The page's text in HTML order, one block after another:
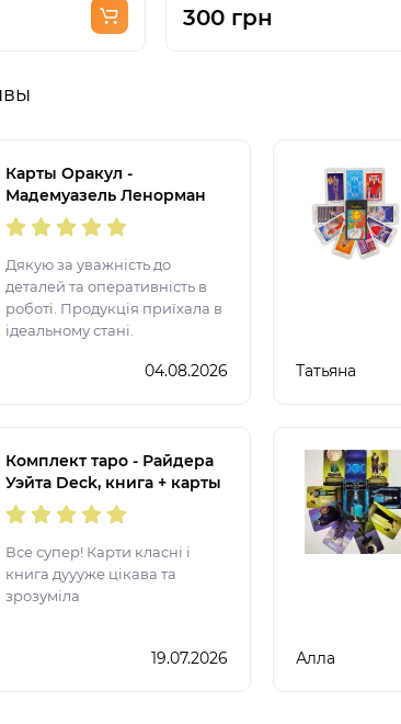
300 грн
Карты Оракул -
Мадемуазель Ленорман
Дякую за уважність до
деталей та оперативність в
роботі. Продукція приїхала в
ідеальному стані.
04.08.2026 Татьяна
Комплект таро - Райдера
Уэйта Deck, книга + карты
Все супер! Карти класні і
книга дуууже цікава та
зрозуміла
19.07.2026 Алла